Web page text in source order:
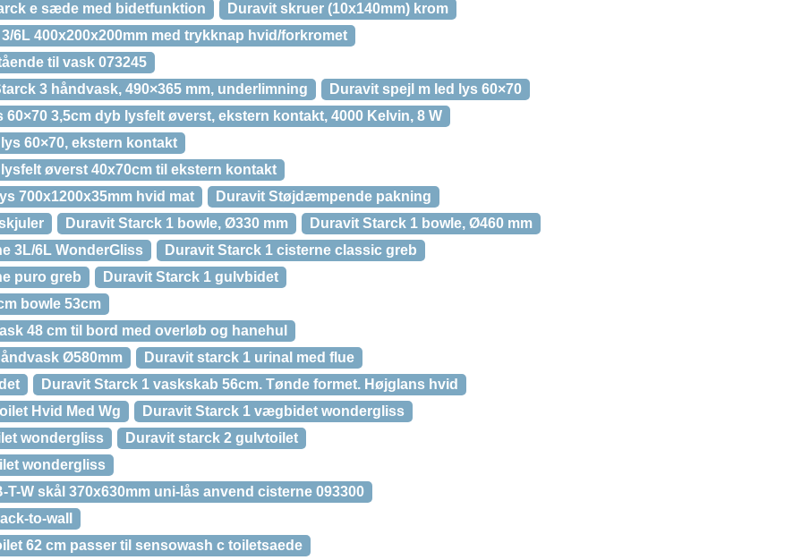
e sæde med bidetfunktion
Duravit skruer (10x140mm) krom
6L 400x200x200mm med trykknap hvid/forkromet
til vask 073245
3 håndvask, 490×365 mm, underlimning
Duravit spejl m led lys 60×70
60×70 3,5cm dyb lysfelt øverst, ekstern kontakt, 4000 Kelvin, 8 W
60×70, ekstern kontakt
øverst 40x70cm til ekstern kontakt
700x1200x35mm hvid mat
Duravit Støjdæmpende pakning
Duravit Starck 1 bowle, Ø330 mm
Duravit Starck 1 bowle, Ø460 mm
3L/6L WonderGliss
Duravit Starck 1 cisterne classic greb
puro greb
Duravit Starck 1 gulvbidet
bowle 53cm
48 cm til bord med overløb og hanehul
Ø580mm
Duravit starck 1 urinal med flue
Duravit Starck 1 vaskskab 56cm. Tønde formet. Højglans hvid
Hvid Med Wg
Duravit Starck 1 vægbidet wondergliss
wondergliss
Duravit starck 2 gulvtoilet
wondergliss
T-W skål 370x630mm uni-lås anvend cisterne 093300
to-wall
62 cm passer til sensowash c toiletsaede